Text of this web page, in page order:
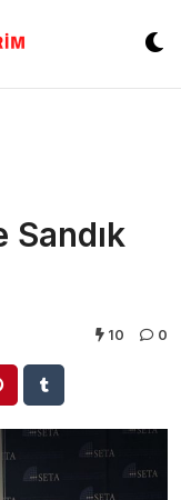
Sandık
10 0